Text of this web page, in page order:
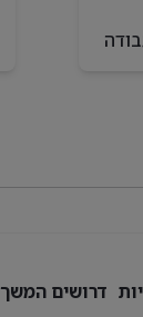
דרושים המשך